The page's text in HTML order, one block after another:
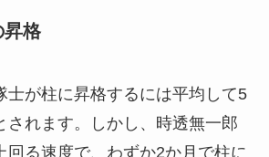
昇格
士が柱に昇格するには平均して5
されます。しかし、時透無一郎
回る速度で、わずか2か月で柱に